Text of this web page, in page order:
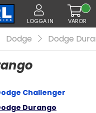
LOGGA IN VAROR
Dodge Dodge
Challenger
Durango